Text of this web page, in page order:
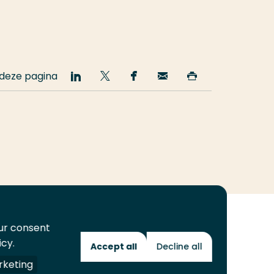
pagina
Deel
op
Deel
op
Deel
op
Email
deze deze
Toekomstmakers
consent
Accept all Decline all